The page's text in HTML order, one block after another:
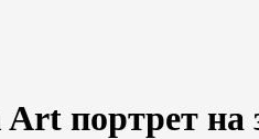
портрет на